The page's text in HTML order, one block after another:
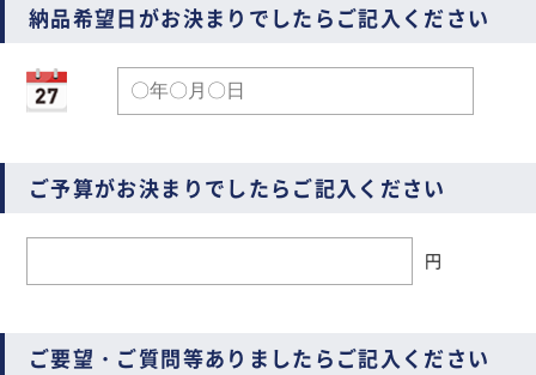
納品希望日がお決まりでしたらご記入ください
ご予算がお決まりでしたらご記入ください
円
ご要望・ご質問等ありましたらご記入ください